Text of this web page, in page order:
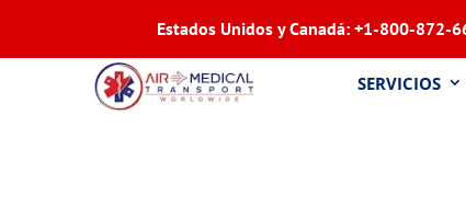
Estados Unidos y Canadá: +1-800-872-
SERVICIOS